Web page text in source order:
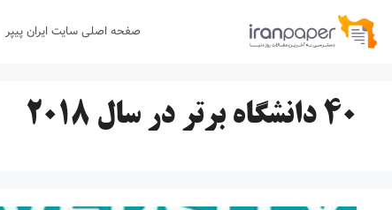
پرش
صفحه اصلی سایت ایران پیپر
40 دانشگاه برتر در سال ۲۰۱۸